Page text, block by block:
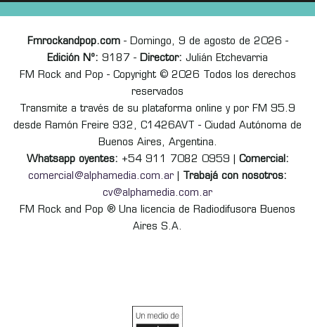
Fmrockandpop.com- Domingo, 9 de agosto de 2026 -
Edición Nº: 9187 - Director: Julián Etchevarria
FM Rock and Pop - Copyright © 2026 Todos los derechos
reservados
Transmite a través de su plataforma online y por FM 95.9
desde Ramón Freire 932, C1426AVT - Ciudad Autónoma de
Buenos Aires, Argentina.
Whatsapp oyentes: +54 911 7082 0959 | Comercial:
comercial@alphamedia.com.ar
Trabajá con nosotros:
cv@alphamedia.com.ar
FM Rock and Pop ® Una licencia de Radiodifusora Buenos
Aires S.A.